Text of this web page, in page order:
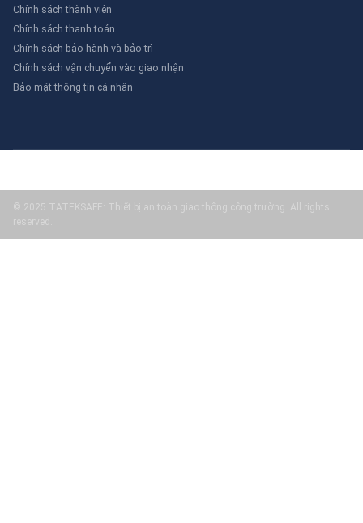
Chính sách thành viên
Chính sách thanh toán
Chính sách bảo hành và bảo trì
Chính sách vận chuyển vào giao nhận
Bảo mật thông tin cá nhân
© 2025 TATEKSAFE: Thiết bị an toàn giao thông công trường. All rights
reserved.